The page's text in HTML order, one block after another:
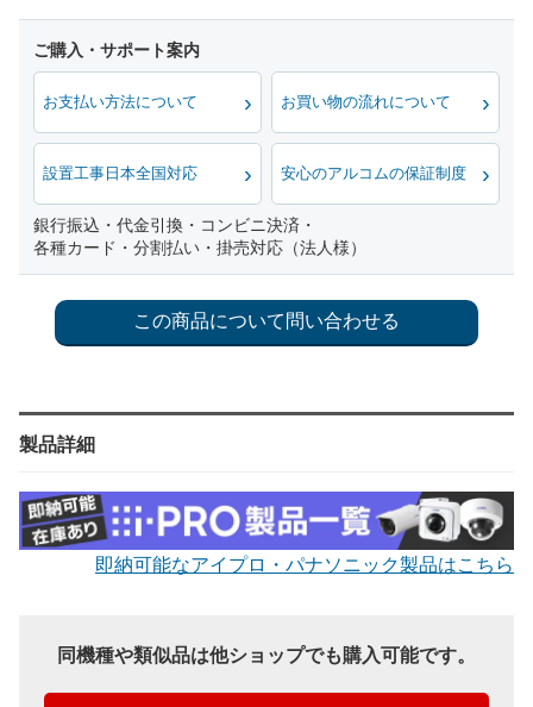
お支払い方法について お買い物の流れについて
設置工事日本全国対応 安心のアルコムの保証制度
銀行振込・代金引換・コンビニ決済・
各種カード・分割払い・掛売対応（法人様）
製品詳細
即納可能なアイプロ・パナソニック製品はこちら
同機種や類似品は他ショップでも購入可能です。